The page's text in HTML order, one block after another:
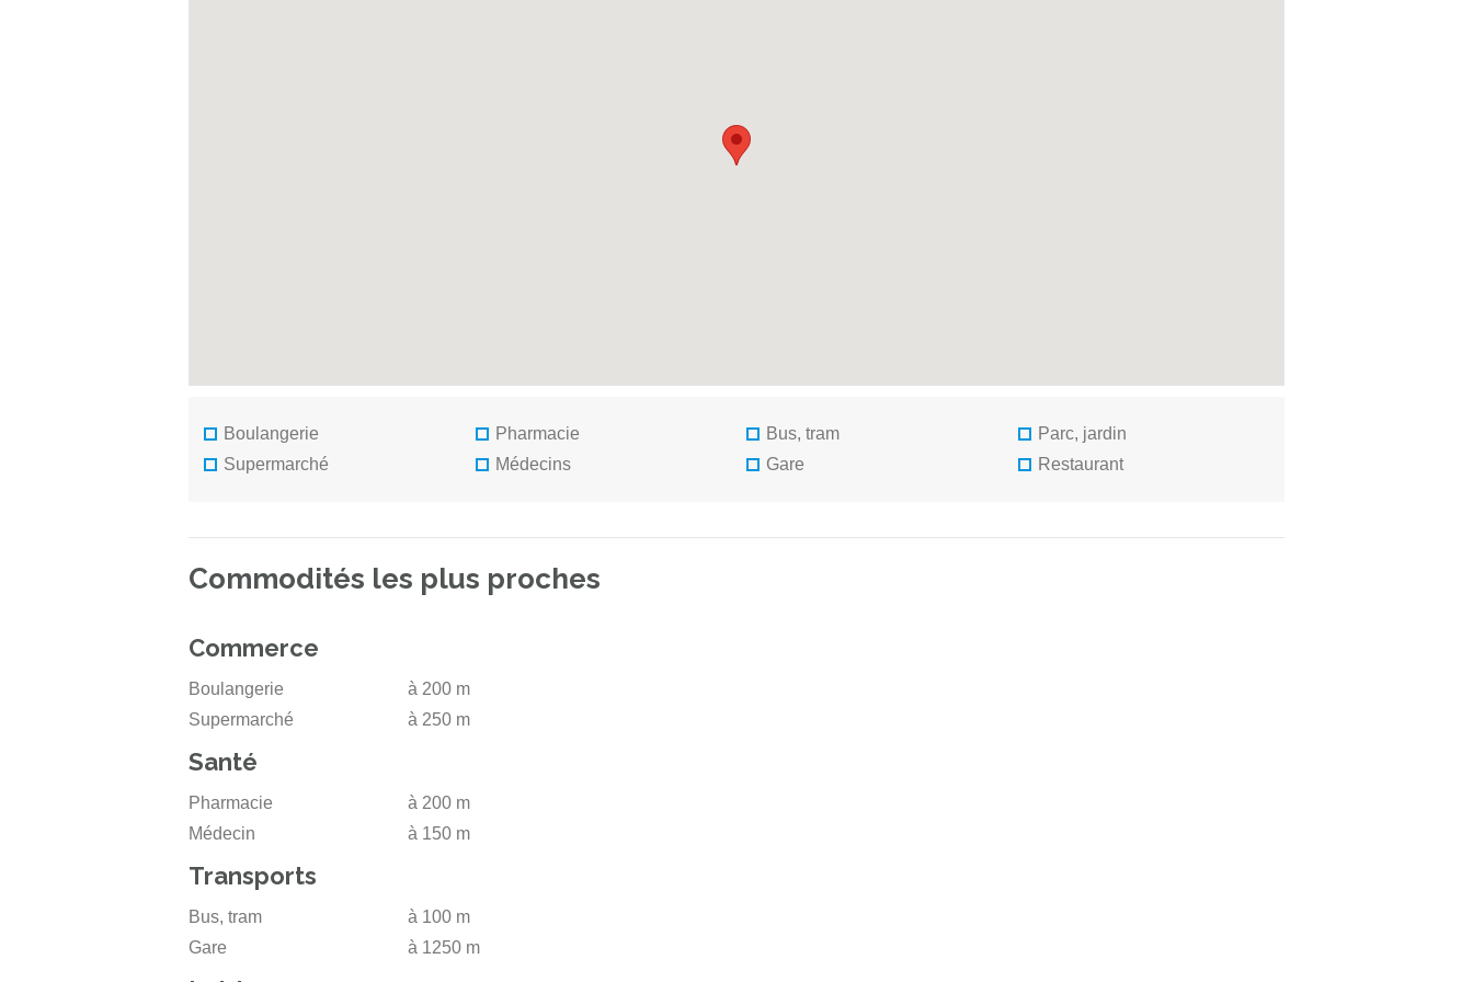
Boulangerie
Supermarché
Pharmacie
Médecins
Bus, tram
Gare
Parc, jardin
Restaurant
Commodités les plus proches
Commerce
Boulangerie
à 200 m
Supermarché
à 250 m
Santé
Pharmacie
à 200 m
Médecin
à 150 m
Transports
Bus, tram
à 100 m
Gare
à 1250 m